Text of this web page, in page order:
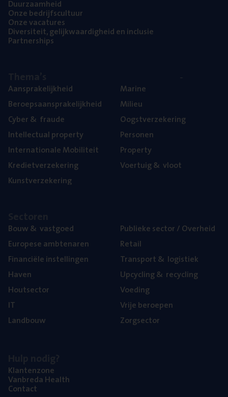
Duur­zaam­heid
Onze bedrijfs­cul­tuur
Onze vaca­tu­res
Diver­si­teit, gelijk­waar­dig­heid en inclusie
Part­ner­ships
Aan­spra­ke­lijk­heid
Beroeps­aan­spra­ke­lijk­heid
Cyber& fraude
Intel­lec­tu­al property
Inter­na­ti­o­na­le Mobiliteit
Kre­diet­ver­ze­ke­ring
Kunst­ver­ze­ke­ring
Mari­ne
Mili­eu
Oogst­ver­ze­ke­ring
Per­so­nen
Pro­per­ty
Voer­tuig& vloot
Bouw& vastgoed
Euro­pe­se ambtenaren
Finan­ci­ë­le instellingen
Haven
Hout­sec­tor
IT
Land­bouw
Publie­ke sec­tor / Overheid
Retail
Trans­port& logistiek
Upcy­cling& recycling
Voe­ding
Vrije beroe­pen
Zorg­sec­tor
Klan­ten­zo­ne
Van­b­re­da Health
Con­tact